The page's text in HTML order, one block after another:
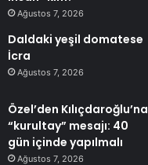
Ağustos 7, 2026
Daldaki yeşil domatese
İcra
Ağustos 7, 2026
Özel’den Kılıçdaroğlu’na
“kurultay” mesajı: 40
gün içinde yapılmalı
Ağustos 7, 2026